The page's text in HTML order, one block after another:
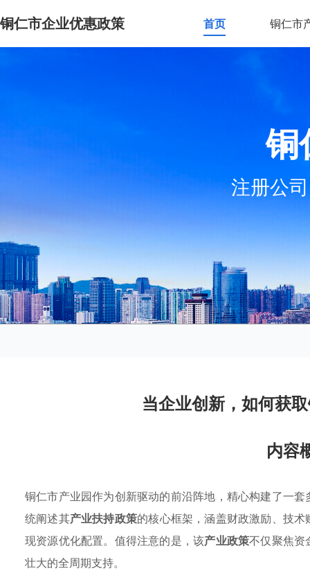
铜仁市企业优惠政策 首页 铜仁市
铜
注册公
当企业创新，如何获
内容
铜仁市产业园作为创新驱动的前沿阵地，精心构建了一
统阐述其产业扶持政策的核心框架，涵盖财政激励、技
现资源优化配置。值得注意的是，该产业政策不仅聚焦资
壮大的全周期支持。